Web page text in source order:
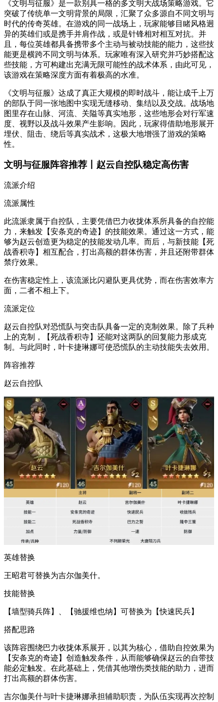
《文明与征服》是一款别具一格的多文明大战场策略游戏。它
突破了传统单一文明背景的局限，汇聚了众多源自不同文明与
时代的传奇英雄。在游戏的同一战场上，玩家能够目睹风格迥
异的英雄们或是携手并肩作战，或是针锋相对相互对抗。并
且，每位英雄都具备携带多个主动与被动技能的能力，这些技
能更是横跨不同文明与体系。玩家唯有深入研究并巧妙搭配这
些技能，方可构建出充满无限可能性的战术体系，由此可见，
该游戏在策略深度方面有着极高的水准。
《文明与征服》达成了真正大规模的即时战斗，能让成千上万
的部队于同一张地图中实现无缝移动、集结以及交战。战场地
图里存在山脉、河流、关隘等真实地形，这些地形会对行军速
度、视野以及战斗效果产生影响。因此，玩家得借助地形展开
埋伏、阻击、绕后等真实战术，这极大地增强了游戏的策略
性。
文明与征服阵容推荐丨赵云自控队稳定高伤害
流派介绍
流派属性
此流派隶属于自控队，主要凭借巴力收拢体系所具备的自控能
力，来触发【安条克的奇迹】的技能效果。通过这一方式，能
够为赵云创造更为稳定的技能发动几率。而后，与新技能【死
战香积寺】相互配合，打出高额的群体伤害，并且还附带群体
禁疗效果。
在伤害稳定性上，该流派比闪避队更具优势，而在伤害效率方
面，二者不相上下。
流派定位
赵云自控队对恐慌队与突击队具备一定的克制效果。除了兵种
上的克制，【死战香积寺】还能对这两队的回复能力形成克
制。与此同时，叶卡捷琳娜可使恐慌队的主动技能失去效用。
阵容推荐
赵云自控队
英雄替换
王昭君可替换为吉尔伽美什。
技能替换
【墙型骑兵阵】、【驰援维也纳】可替换为【快速民兵】
搭配思路
该阵容围绕巴力收拢体系展开，以其为核心，借助自控效果为
【安条克的奇迹】创造触发条件，从而能够确保赵云的自带技
能必定触发。在此基础上，凭借其他增伤类技能的助力，进而
打出高额的群体伤害。
吉尔伽美什与叶卡捷琳娜承担辅助职责，为队伍实现再次控制